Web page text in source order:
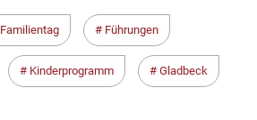
Familientag Führungen
Kinderprogramm Gladbeck